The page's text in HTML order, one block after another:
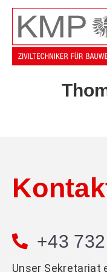
+43
Unser Sekretariat